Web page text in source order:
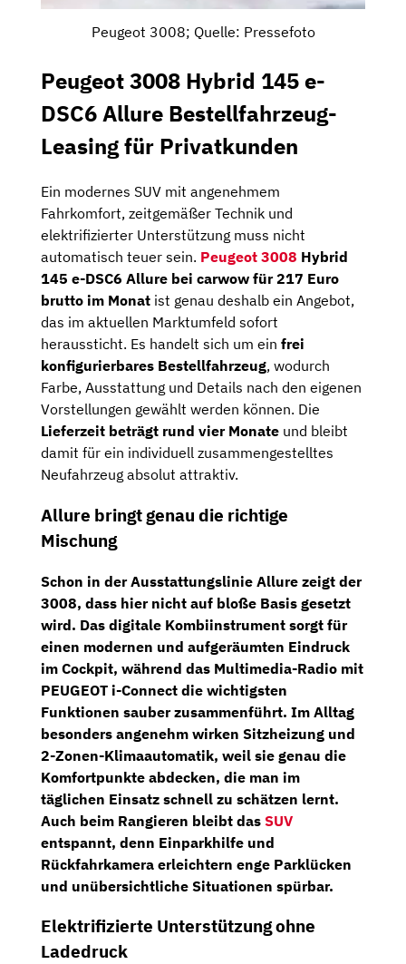
Peugeot 3008; Quelle: Pressefoto
Peugeot 3008 Hybrid 145 e-
DSC6 Allure Bestellfahrzeug-
Leasing für Privatkunden
Ein modernes SUV mit angenehmem
Fahrkomfort, zeitgemäßer Technik und
elektrifizierter Unterstützung muss nicht
automatisch teuer sein. Peugeot 3008 Hybrid
145 e-DSC6 Allure bei carwow für 217 Euro
brutto im Monat ist genau deshalb ein Angebot,
das im aktuellen Marktumfeld sofort
heraussticht. Es handelt sich um ein frei
konfigurierbares Bestellfahrzeug, wodurch
Farbe, Ausstattung und Details nach den eigenen
Vorstellungen gewählt werden können. Die
Lieferzeit beträgt rund vier Monate und bleibt
damit für ein individuell zusammengestelltes
Neufahrzeug absolut attraktiv.
Allure bringt genau die richtige
Mischung
Schon in derAusstattungslinie Allure zeigt der
3008, dass hier nicht auf bloße Basis gesetzt
wird. Das digitale Kombiinstrument sorgt für
einen modernen und aufgeräumten Eindruck
im Cockpit, während das Multimedia-Radio mit
PEUGEOT i-Connect die wichtigsten
Funktionen sauber zusammenführt. Im Alltag
besonders angenehm wirken Sitzheizung und
2-Zonen-Klimaautomatik, weil sie genau die
Komfortpunkte abdecken, die man im
täglichen Einsatz schnell zu schätzen lernt.
Auch beim Rangieren bleibt das SUV
entspannt, denn Einparkhilfe und
Rückfahrkamera erleichtern enge Parklücken
und unübersichtliche Situationen spürbar.
Elektrifizierte Unterstützung ohne
Ladedruck